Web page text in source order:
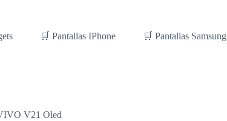
🛒 Pantallas IPhone 🛒 Pantallas Samsung
V21 Oled